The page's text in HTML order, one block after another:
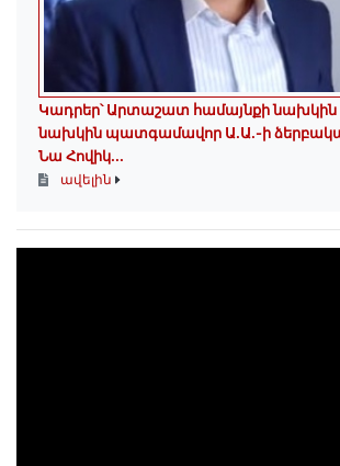
Կադրեր՝ Արտաշատ համայնքի
նախկին պատգամավոր Ա.Ա.-ի
Նա Հովիկ...
ավելին